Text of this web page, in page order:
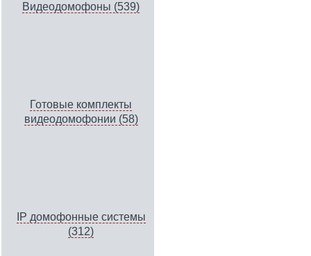
Видеодомофоны (539)
Готовые комплекты
видеодомофонии (58)
IP домофонные системы
(312)